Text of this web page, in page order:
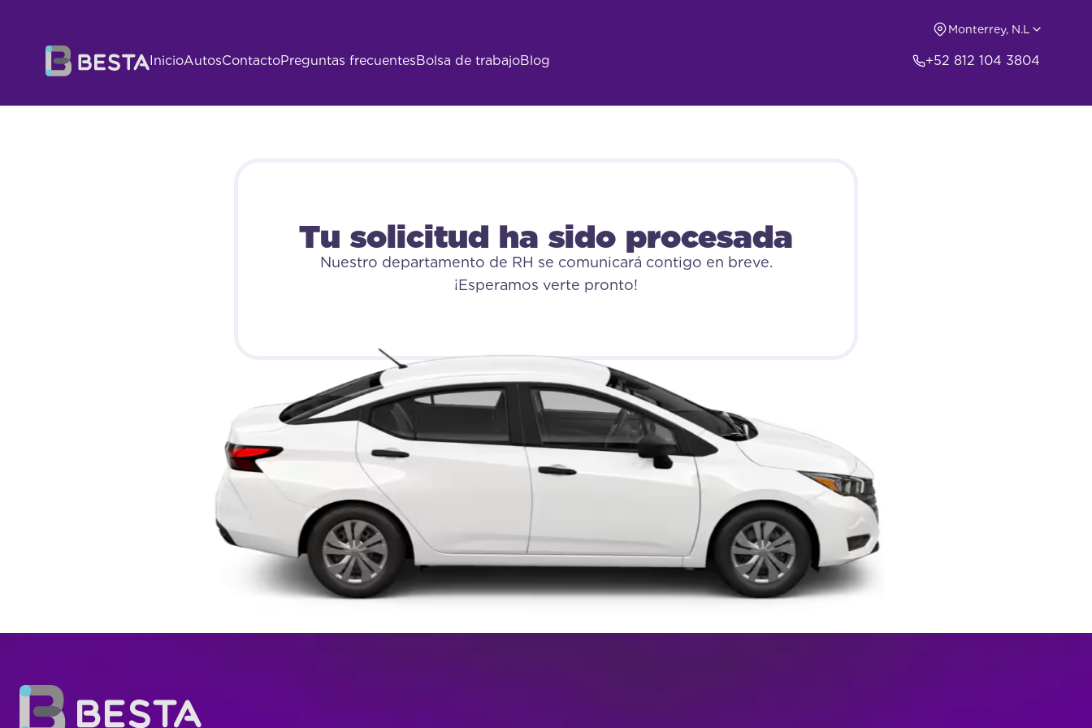
Monterrey, N.L
InicioAutosContactoPreguntas frecuentesBolsa de trabajoBlog +52 812 104 3804
Tus datos se enviaron exitosamente
Tu solicitud ha sido procesada
Nuestro departamento de RH se comunicará contigo en breve.
¡Esperamos verte pronto!